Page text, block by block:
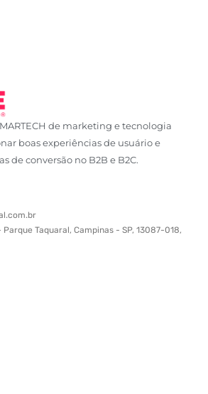
de marketing e tecnologia
boas experiências de usuário e
de conversão no B2B e B2C.
Parque Taquaral, Campinas - SP, 13087-018,